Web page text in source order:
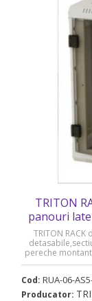
TRITON
panouri
TRITON
pereche
Cod: RUA-06-
Producator: